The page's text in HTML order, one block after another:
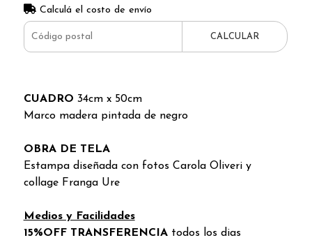
Calculá el costo de envío
CALCULAR
CUADRO 34cm x 50cm
Marco madera pintada de negro
OBRA DE TELA
Estampa diseñada con fotos Carola Oliveri y
collage Franga Ure
Medios y Facilidades
15%OFF TRANSFERENCIA todos los dias